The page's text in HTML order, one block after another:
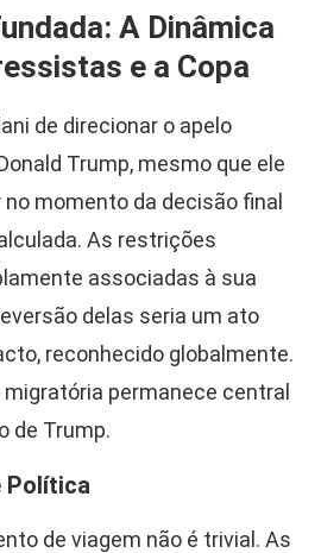
A Dinâmica
e a Copa
de direcionar o apelo
Trump, mesmo que ele
momento da decisão final
As restrições
associadas à sua
delas seria um ato
reconhecido globalmente.
permanece central
de Trump.
Política
de viagem não é trivial. As